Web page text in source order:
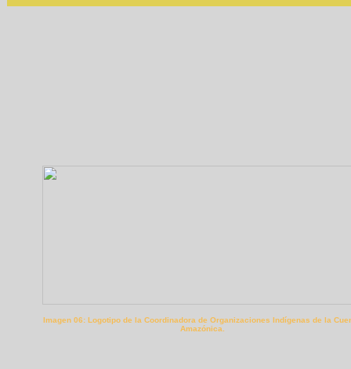
Imagen 06: Logotipo de la Coordinadora de Organizaciones Indígenas de la
Amazónica.